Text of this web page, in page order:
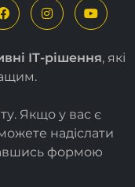
ІТ-рішення
Якщо у вас є
надіслати
формою